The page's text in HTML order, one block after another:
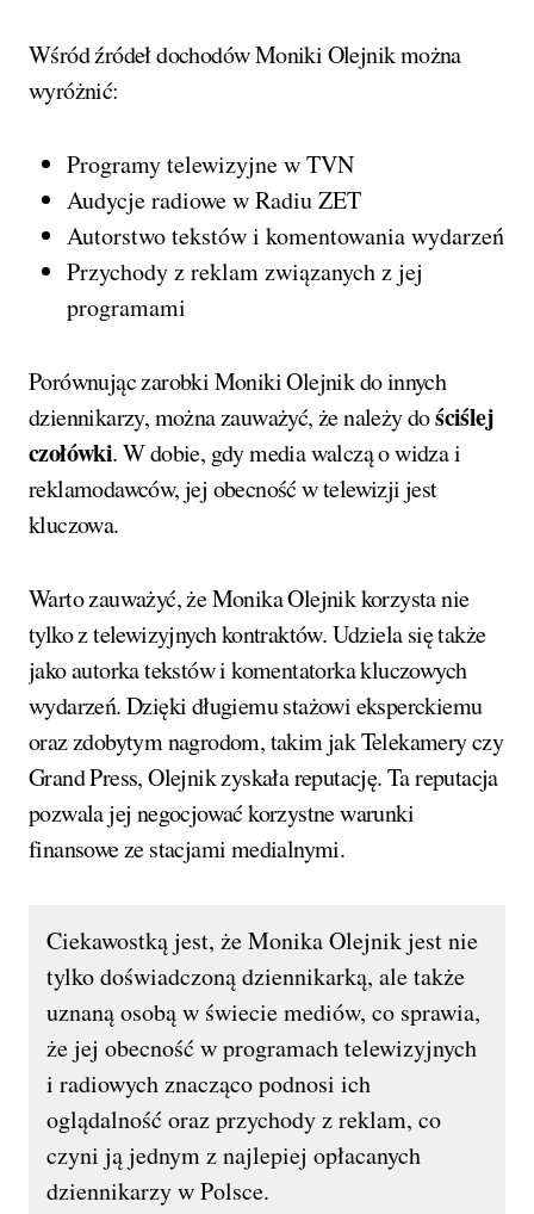
Wśród źródeł dochodów Moniki Olejnik można
wyróżnić:
Programy telewizyjne w TVN
Audycje radiowe w Radiu ZET
Autorstwo tekstów i komentowania wydarzeń
Przychody z reklam związanych z jej
programami
Porównując zarobki Moniki Olejnik do innych
dziennikarzy, można zauważyć, że należy dościślej
czołówki. W dobie, gdy media walczą o widza i
reklamodawców, jej obecność w telewizji jest
kluczowa.
Warto zauważyć, że Monika Olejnik korzysta nie
tylko z telewizyjnych kontraktów. Udziela się także
jako autorka tekstów i komentatorka kluczowych
wydarzeń. Dzięki długiemu stażowi eksperckiemu
oraz zdobytym nagrodom, takim jak Telekamery czy
Grand Press, Olejnik zyskała reputację. Ta reputacja
pozwala jej negocjować korzystne warunki
finansowe ze stacjami medialnymi.
Ciekawostką jest, że Monika Olejnik jest nie
tylko doświadczoną dziennikarką, ale także
uznaną osobą w świecie mediów, co sprawia,
że jej obecność w programach telewizyjnych
i radiowych znacząco podnosi ich
oglądalność oraz przychody z reklam, co
czyni ją jednym z najlepiej opłacanych
dziennikarzy w Polsce.